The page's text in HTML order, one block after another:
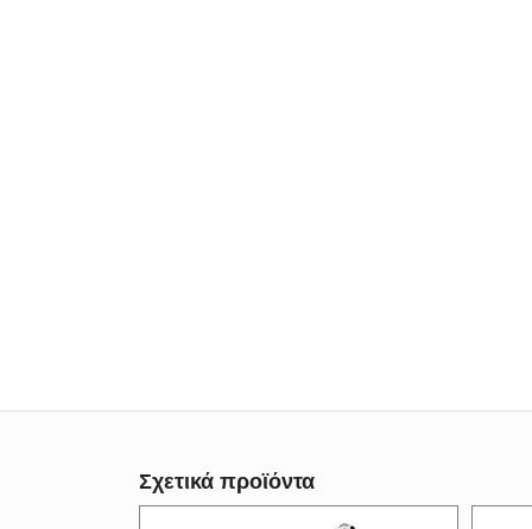
Σχετικά προϊόντα